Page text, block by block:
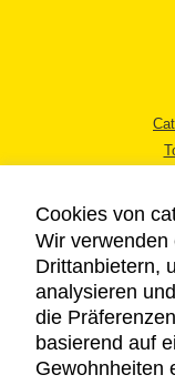
Cookies von
Wir verwenden
Drittanbietern,
analysieren
die
basierend auf
Gewohnheiten